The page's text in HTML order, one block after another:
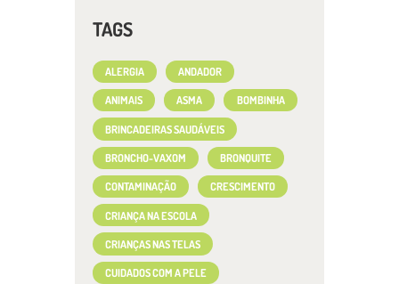
TAGS
ALERGIA ANDADOR
ANIMAIS ASMA BOMBINHA
BRINCADEIRAS SAUDÁVEIS
BRONCHO-VAXOM BRONQUITE
CONTAMINAÇÃO CRESCIMENTO
CRIANÇA NA ESCOLA
CRIANÇAS NAS TELAS
CUIDADOS COM A PELE